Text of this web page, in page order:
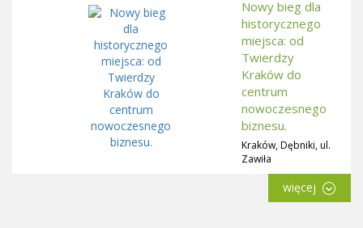
Nowy bieg dla
historycznego
miejsca: od
Twierdzy
Kraków do
centrum
nowoczesnego
biznesu.
Kraków, Dębniki, ul.
Zawiła
więcej